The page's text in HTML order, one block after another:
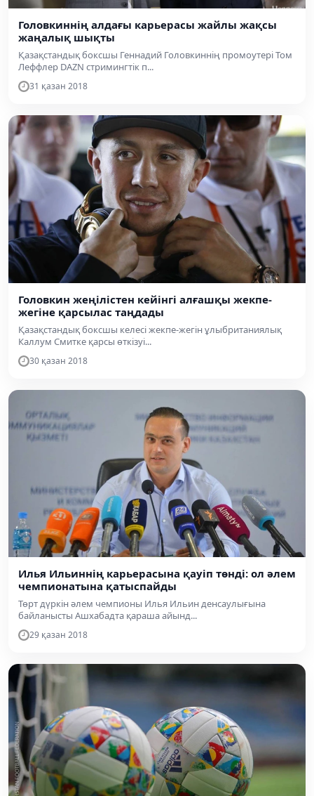
Головкиннің алдағы карьерасы жайлы жақсы
жаңалық шықты
Қазақстандық боксшы Геннадий Головкиннің промоутері Том
Леффлер DAZN стримингтік п...
31 қазан 2018
Головкин жеңілістен кейінгі алғашқы жекпе-
жегіне қарсылас таңдады
Қазақстандық боксшы келесі жекпе-жегін ұлыбританиялық
Каллум Смитке қарсы өткізуі...
30 қазан 2018
Илья Ильиннің карьерасына қауіп төнді: ол әлем
чемпионатына қатыспайды
Төрт дүркін әлем чемпионы Илья Ильин денсаулығына
байланысты Ашхабадта қараша айынд...
29 қазан 2018